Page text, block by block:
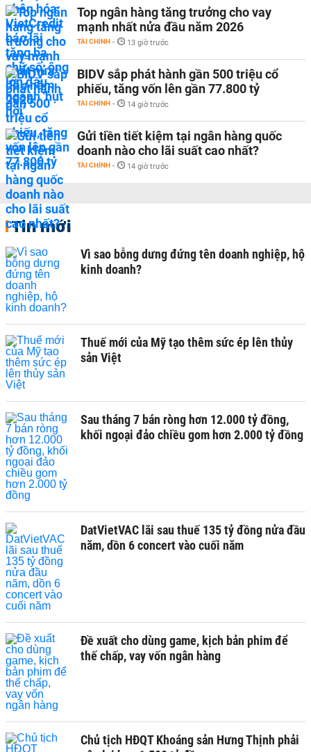
Top ngân hàng tăng trưởng cho vay
mạnh nhất nửa đầu năm 2026
TÀI CHÍNH - 13 giờ trước
BIDV sắp phát hành gần 500 triệu cổ
phiếu, tăng vốn lên gần 77.800 tỷ
TÀI CHÍNH - 14 giờ trước
Gửi tiền tiết kiệm tại ngân hàng quốc
doanh nào cho lãi suất cao nhất?
TÀI CHÍNH - 14 giờ trước
Tin mới
Vì sao bỗng dưng đứng tên doanh nghiệp, hộ
kinh doanh?
Thuế mới của Mỹ tạo thêm sức ép lên thủy
sản Việt
Sau tháng 7 bán ròng hơn 12.000 tỷ đồng,
khối ngoại đảo chiều gom hơn 2.000 tỷ đồng
DatVietVAC lãi sau thuế 135 tỷ đồng nửa đầu
năm, dồn 6 concert vào cuối năm
Đề xuất cho dùng game, kịch bản phim để
thế chấp, vay vốn ngân hàng
Chủ tịch HĐQT Khoáng sản Hưng Thịnh phải